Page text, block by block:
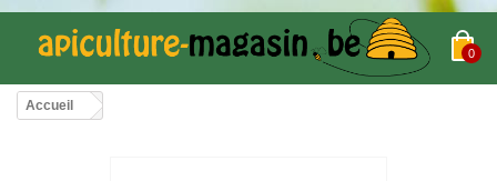
0
Accueil